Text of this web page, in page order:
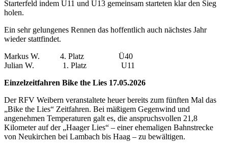
Starterfeld indem U11 und U13 gemeinsam starteten klar den Sieg
holen.
Ein sehr gelungenes Rennen das hoffentlich auch nächstes Jahr
wieder stattfindet.
Markus W. 4. Platz Ü40
Julian W. 1. Platz U11
Einzelzeitfahren Bike the Lies 17.05.2026
Der RFV Weibern veranstaltete heuer bereits zum fünften Mal das
„Bike the Lies“ Zeitfahren. Bei mäßigem Gegenwind und
angenehmen Temperaturen galt es, die anspruchsvollen 21,8
Kilometer auf der „Haager Lies“ – einer ehemaligen Bahnstrecke
von Neukirchen bei Lambach bis Haag – zu bewältigen.